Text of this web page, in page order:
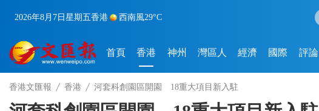
2026年8月7日 星期五香港 西南風29°C
首頁 香港 神州 灣區人 經濟 國際 評論
香港文匯報 香港 河套科創園區開園 18重大項目新入駐